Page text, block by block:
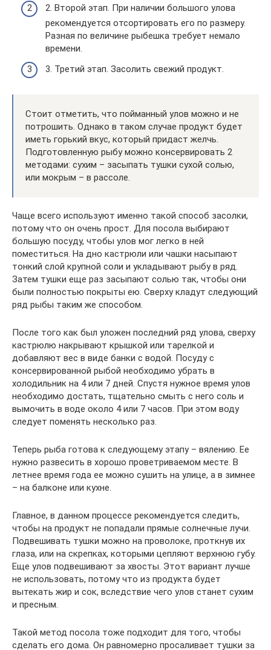
2. Второй этап. При наличии большого улова
рекомендуется отсортировать его по размеру.
Разная по величине рыбешка требует немало
времени.
3. Третий этап. Засолить свежий продукт.
Стоит отметить, что пойманный улов можно и не
потрошить. Однако в таком случае продукт будет
иметь горький вкус, который придаст желчь.
Подготовленную рыбу можно консервировать 2
методами: сухим – засыпать тушки сухой солью,
или мокрым – в рассоле.
Чаще всего используют именно такой способ засолки,
потому что он очень прост. Для посола выбирают
большую посуду, чтобы улов мог легко в ней
поместиться. На дно кастрюли или чашки насыпают
тонкий слой крупной соли и укладывают рыбу в ряд.
Затем тушки еще раз засыпают солью так, чтобы они
были полностью покрыты ею. Сверху кладут следующий
ряд рыбы таким же способом.
После того как был уложен последний ряд улова, сверху
кастрюлю накрывают крышкой или тарелкой и
добавляют вес в виде банки с водой. Посуду с
консервированной рыбой необходимо убрать в
холодильник на 4 или 7 дней. Спустя нужное время улов
необходимо достать, тщательно смыть с него соль и
вымочить в воде около 4 или 7 часов. При этом воду
следует поменять несколько раз.
Теперь рыба готова к следующему этапу – вялению. Ее
нужно развесить в хорошо проветриваемом месте. В
летнее время года ее можно сушить на улице, а в зимнее
– на балконе или кухне.
Главное, в данном процессе рекомендуется следить,
чтобы на продукт не попадали прямые солнечные лучи.
Подвешивать тушки можно на проволоке, проткнув их
глаза, или на скрепках, которыми цепляют верхнюю губу.
Еще улов подвешивают за хвосты. Этот вариант лучше
не использовать, потому что из продукта будет
вытекать жир и сок, вследствие чего улов станет сухим
и пресным.
Такой метод посола тоже подходит для того, чтобы
сделать его дома. Он равномерно просаливает тушки за